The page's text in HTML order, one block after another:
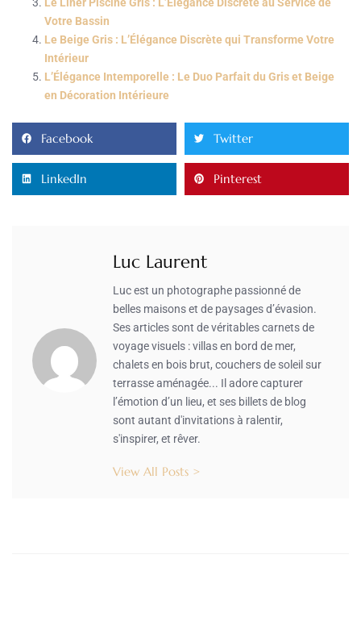
Votre Bassin
Le Beige Gris : L’Élégance Discrète qui Transforme Votre
Intérieur
L’Élégance Intemporelle : Le Duo Parfait du Gris et Beige
en Décoration Intérieure
Facebook Twitter
LinkedIn Pinterest
Luc Laurent
Luc est un photographe passionné de
belles maisons et de paysages d’évasion.
Ses articles sont de véritables carnets de
voyage visuels : villas en bord de mer,
chalets en bois brut, couchers de soleil sur
terrasse aménagée... Il adore capturer
l’émotion d’un lieu, et ses billets de blog
sont autant d'invitations à ralentir,
s'inspirer, et rêver.
View All Posts >